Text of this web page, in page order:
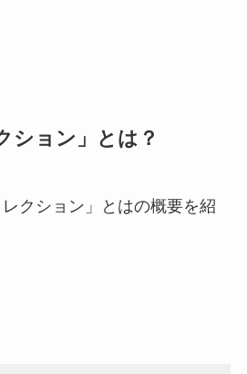
ション」とは？
クション」とはの概要を紹